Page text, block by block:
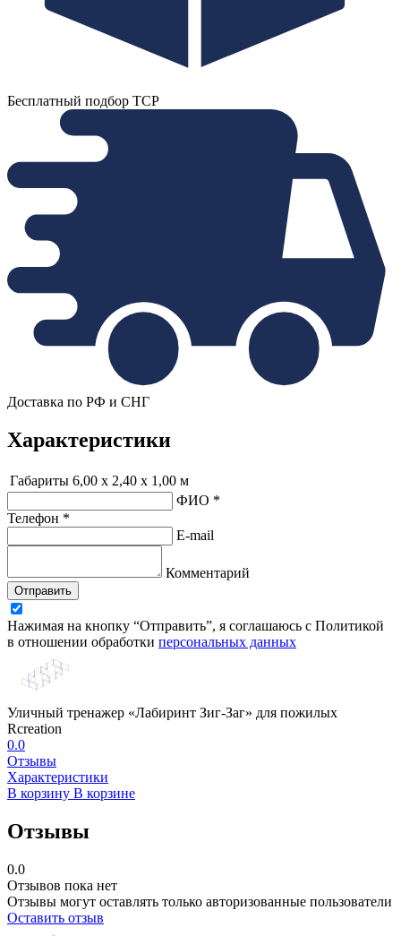
Бесплатный подбор ТСР
Доставка по РФ и СНГ
Характеристики
Габариты 6,00 х 2,40 х 1,00 м
ФИО *
Телефон *
E-mail
Комментарий
Отправить
Нажимая на кнопку “Отправить”, я соглашаюсь с Политикой
в отношении обработки персональных данных
Уличный тренажер «Лабиринт Зиг-Заг» для пожилых
Rcreation
0.0
Отзывы
Характеристики
В корзину В корзине
Отзывы
0.0
Отзывов пока нет
Отзывы могут оставлять только авторизованные пользователи
Оставить отзыв